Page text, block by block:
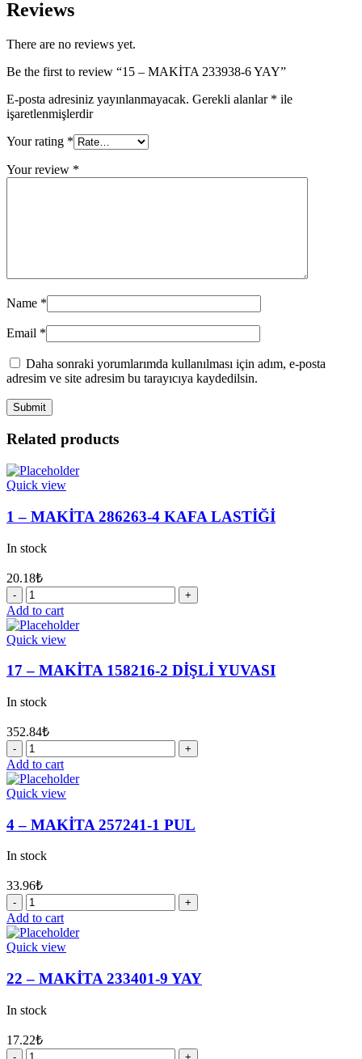
Reviews
There are no reviews yet.
Be the first to review “15 – MAKİTA 233938-6 YAY”
E-posta adresiniz yayınlanmayacak. Gerekli alanlar * ile
işaretlenmişlerdir
Your rating *
Your review *
Name *
Email *
Daha sonraki yorumlarımda kullanılması için adım, e-posta
adresim ve site adresim bu tarayıcıya kaydedilsin.
Related products
Quick view
1 – MAKİTA 286263-4 KAFA LASTİĞİ
In stock
20.18₺
1
-
MAKİTA
286263-
KAFA
LASTİĞİ
quantity
Add to cart
Quick view
17 – MAKİTA 158216-2 DİŞLİ YUVASI
In stock
352.84₺
17
-
MAKİTA
158216-
DİŞLİ
YUVASI
quantity
Add to cart
Quick view
4 – MAKİTA 257241-1 PUL
In stock
33.96₺
4
-
MAKİTA
257241-
PUL
quantity
Add to cart
Quick view
22 – MAKİTA 233401-9 YAY
In stock
17.22₺
22